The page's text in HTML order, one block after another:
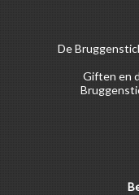
De
Giften en